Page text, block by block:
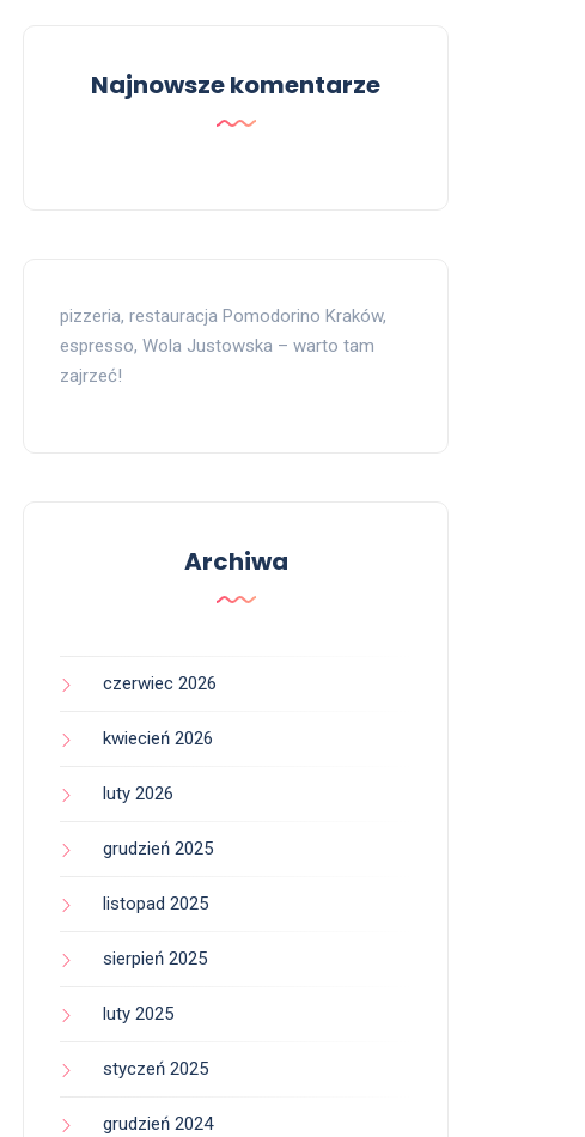
Najnowsze komentarze
pizzeria, restauracja Pomodorino Kraków,
espresso, Wola Justowska – warto tam
zajrzeć!
Archiwa
czerwiec 2026
kwiecień 2026
luty 2026
grudzień 2025
listopad 2025
sierpień 2025
luty 2025
styczeń 2025
grudzień 2024